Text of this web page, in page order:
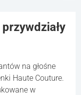
na głośne
Haute Couture.
w